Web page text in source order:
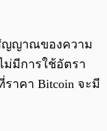
ญญาณของความ
มีการใช้อัตรา
ราคา Bitcoin จะมี